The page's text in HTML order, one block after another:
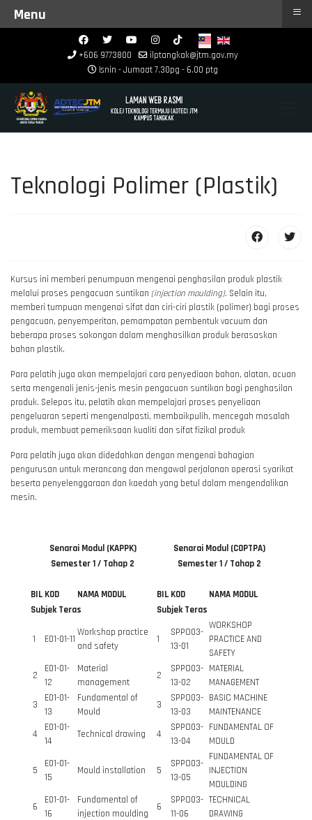
+606 9773800
ilptangkak@jtm.gov.my
Isnin - Jumaat 7.30pg - 6.00 ptg
Teknologi Polimer (Plastik)
Kursus ini memberi penumpuan mengenai penghasilan produk plastik
melalui proses pengacuan suntikan (injection moulding). Selain itu,
memberi tumpuan mengenai sifat dan ciri-ciri plastik (polimer) bagi proses
pengacuan, penyemperitan, pemampatan pembentuk vacuum dan
beberapa proses sokongan dalam menghasilkan produk berasaskan
bahan plastik.
Para pelatih juga akan mempelajari cara penyediaan bahan, alatan, acuan
serta mengenali jenis-jenis mesin pengacuan suntikan bagi penghasilan
produk. Selepas itu, pelatih akan mempelajari proses penyeliaan
pengeluaran seperti mengenalpasti, membaikpulih, mencegah masalah
produk, membuat pemeriksaan kualiti dan sifat fizikal produk
Para pelatih juga akan didedahkan dengan mengenai bahagian
pengurusan untuk merancang dan mengawal perjalanan operasi syarikat
beserta penyelenggaraan dan kaedah yang betul dalam mengendalikan
mesin.
Senarai Modul (KAPPK)
Senarai Modul (COPTPA)
Semester 1 / Tahap 2
Semester 1 / Tahap 2
BIL KOD NAMA MODUL BIL KOD
NAMA MODUL
Subjek Teras
Subjek Teras
1 E01-01-11
Workshop practice
and safety
1
SPPO03-
13-01
WORKSHOP
PRACTICE AND
SAFETY
2
E01-01-
12
Material
management
2
SPPO03-
13-02
MATERIAL
MANAGEMENT
3
E01-01-
13
Fundamental of
Mould
3
SPPO03-
13-03
BASIC MACHINE
MAINTENANCE
4
E01-01-
14
Technical drawing 4
SPPO03-
13-04
FUNDAMENTAL OF
MOULD
5
E01-01-
15
Mould installation 5
SPPO03-
13-05
FUNDAMENTAL OF
INJECTION
MOULDING
6
E01-01-
16
Fundamental of
injection moulding
6
SPPO03-
11-06
TECHNICAL
DRAWING
Menu ≡